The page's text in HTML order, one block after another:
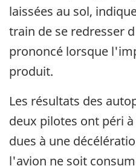
laissées au sol,
train de se redresser
prononcé lorsque
produit.
Les résultats des
deux pilotes ont péri
dues à une
l'avion ne soit